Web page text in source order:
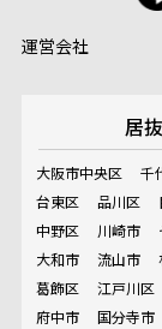
運営会社
居
大阪市中央区 千
台東区
品川区
中野区
川崎市
大和市
流山市
葛飾区
江戸川区
府中市
国分寺市